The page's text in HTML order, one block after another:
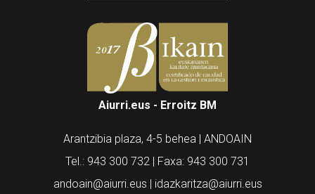
Aiurri.eus - Erroitz BM
Arantzibia plaza, 4-5 behea | ANDOAIN
Tel.: 943 300 732 | Faxa: 943 300 731
andoain@aiurri.eus | idazkaritza@aiurri.eus